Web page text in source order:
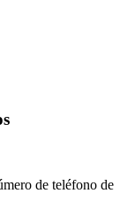
de teléfono de